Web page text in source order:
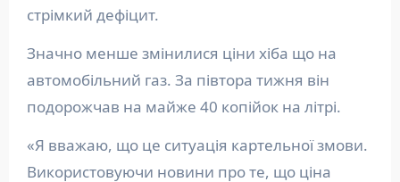
стрімкий дефіцит.
Значно менше змінилися ціни хіба що на
автомобільний газ. За півтора тижня він
подорожчав на майже 40 копійок на літрі.
«Я вважаю, що це ситуація картельної змови.
Використовуючи новини про те, що ціна